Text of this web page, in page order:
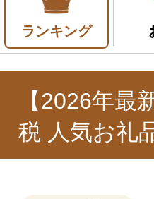
ランキング
【2026年
税 人気お礼